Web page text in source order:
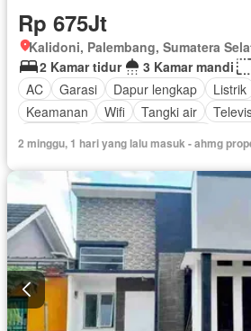
Rp 675Jt
Kalidoni, Palembang, Sumatera
2 Kamar tidur
3 Kamar mandi
AC
Garasi Dapur lengkap Listrik
Keamanan
Wifi Tangki air
2 minggu, 1 hari yang lalu masuk - ahmg